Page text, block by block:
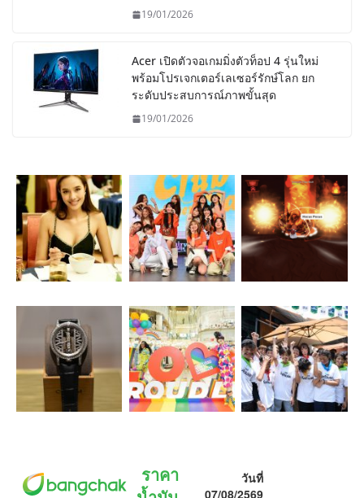
19/01/2026
Acer เปิดตัวจอเกมมิ่งตัวท็อป 4 รุ่นใหม่
พร้อมโปรเจกเตอร์เลเซอร์รักษ์โลก ยก
ระดับประสบการณ์ภาพขั้นสุด
19/01/2026